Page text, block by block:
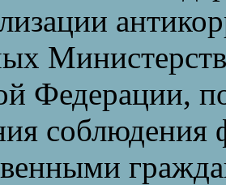
Федерации,
соблюдения